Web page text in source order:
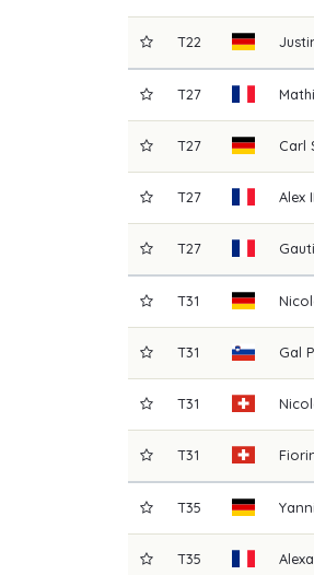
T22
T27
T27 Carl
T27 Alex
T27
T31
T31 Gal
T31
T31
T35
T35